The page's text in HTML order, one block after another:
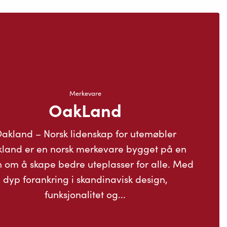
Merkevare
OakLand
– Norsk lidenskap for utemøbler
er en norsk merkevare bygget på en
om å skape bedre uteplasser for alle. Med
dyp forankring i skandinavisk design,
funksjonalitet og...